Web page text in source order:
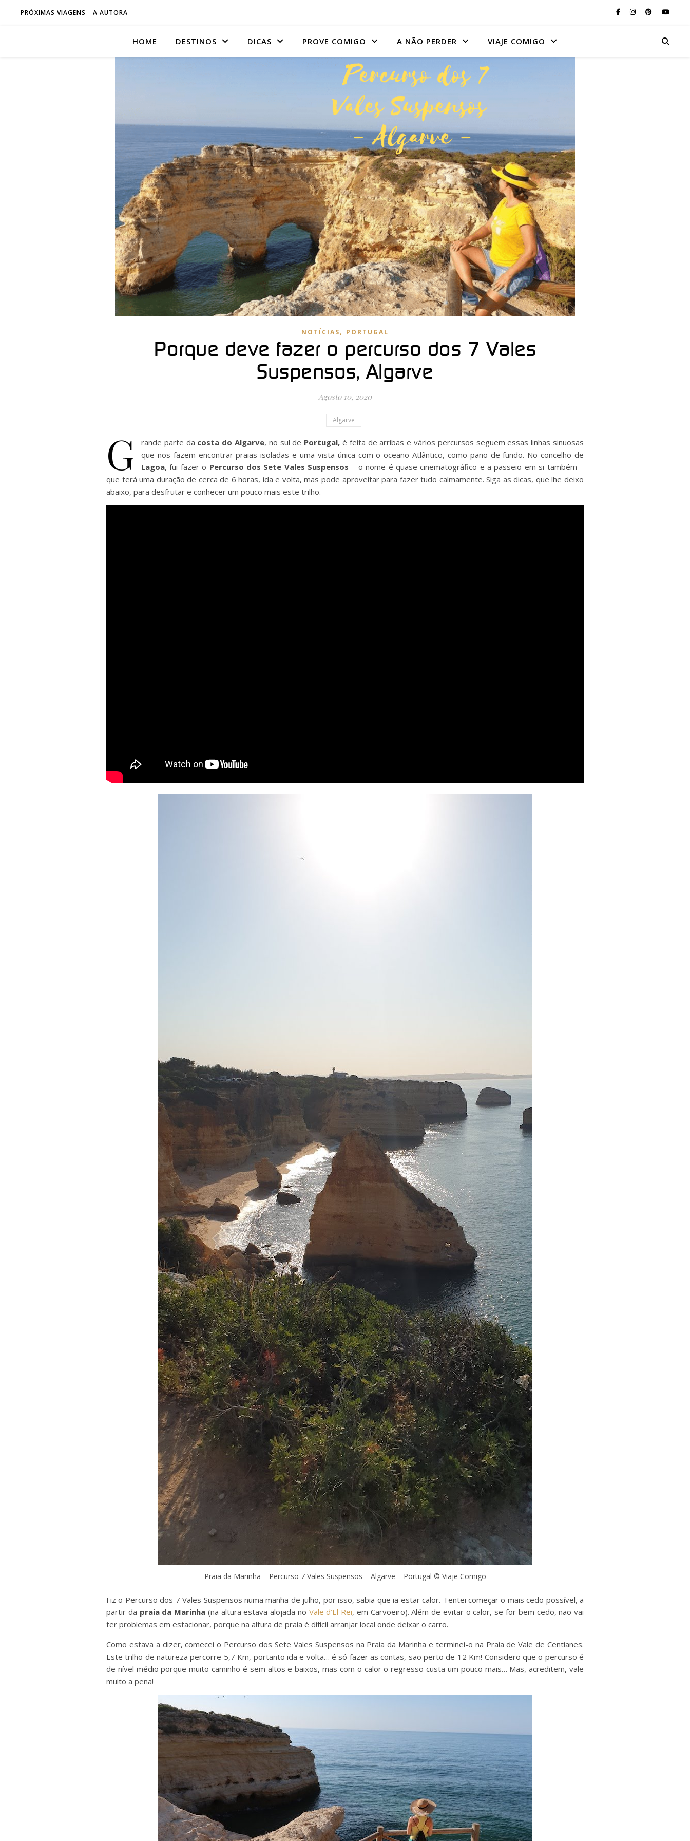
PRÓXIMAS VIAGENS A AUTORA
HOME DESTINOS DICAS PROVE COMIGO A NÃO PERDER VIAJE COMIGO
NOTÍCIAS, PORTUGAL
Porque deve fazer o percurso dos 7 Vales
Suspensos, Algarve
Agosto 10, 2020
Algarve
G rande parte da costa do Algarve, no sul de Portugal, é feita de arribas e vários percursos seguem essas linhas sinuosas
que nos fazem encontrar praias isoladas e uma vista única com o oceano Atlântico, como pano de fundo. No concelho de
Lagoa, fui fazer o Percurso dos Sete Vales Suspensos – o nome é quase cinematográfico e a passeio em si também –
que terá uma duração de cerca de 6 horas, ida e volta, mas pode aproveitar para fazer tudo calmamente. Siga as dicas, que lhe deixo
abaixo, para desfrutar e conhecer um pouco mais este trilho.
Praia da Marinha – Percurso 7 Vales Suspensos – Algarve – Portugal © Viaje Comigo
Fiz o Percurso dos 7 Vales Suspensos numa manhã de julho, por isso, sabia que ia estar calor. Tentei começar o mais cedo possível, a
partir da praia da Marinha (na altura estava alojada no Vale d’El Rei, em Carvoeiro). Além de evitar o calor, se for bem cedo, não vai
ter problemas em estacionar, porque na altura de praia é difícil arranjar local onde deixar o carro.
Como estava a dizer, comecei o Percurso dos Sete Vales Suspensos na Praia da Marinha e terminei-o na Praia de Vale de Centianes.
Este trilho de natureza percorre 5,7 Km, portanto ida e volta… é só fazer as contas, são perto de 12 Km! Considero que o percurso é
de nível médio porque muito caminho é sem altos e baixos, mas com o calor o regresso custa um pouco mais… Mas, acreditem, vale
muito a pena!